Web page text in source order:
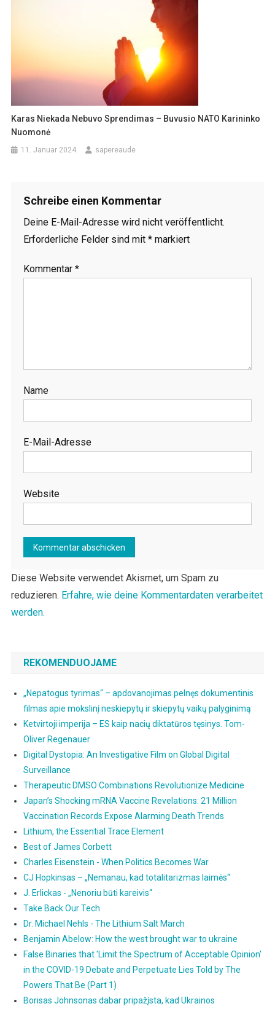
Karas Niekada Nebuvo Sprendimas – Buvusio NATO Karininko
Nuomonė
11. Januar 2024 sapereaude
Schreibe einen Kommentar
Deine E-Mail-Adresse wird nicht veröffentlicht.
Erforderliche Felder sind mit *markiert
Kommentar *
Name
E-Mail-Adresse
Website
Diese Website verwendet Akismet, um Spam zu
reduzieren. Erfahre, wie deine Kommentardaten verarbeitet
werden.
REKOMENDUOJAME
„Nepatogus tyrimas“ – apdovanojimas pelnęs dokumentinis
filmas apie mokslinį neskiepytų ir skiepytų vaikų palyginimą
Ketvirtoji imperija – ES kaip nacių diktatūros tęsinys. Tom-
Oliver Regenauer
Digital Dystopia: An Investigative Film on Global Digital
Surveillance
Therapeutic DMSO Combinations Revolutionize Medicine
Japan’s Shocking mRNA Vaccine Revelations: 21 Million
Vaccination Records Expose Alarming Death Trends
Lithium, the Essential Trace Element
Best of James Corbett
Charles Eisenstein - When Politics Becomes War
CJ Hopkinsas – „Nemanau, kad totalitarizmas laimės“
J. Erlickas - „Nenoriu būti kareivis“
Take Back Our Tech
Dr. Michael Nehls - The Lithium Salt March
Benjamin Abelow: How the west brought war to ukraine
False Binaries that 'Limit the Spectrum of Acceptable Opinion'
in the COVID-19 Debate and Perpetuate Lies Told by The
Powers That Be (Part 1)
Borisas Johnsonas dabar pripažįsta, kad Ukrainos